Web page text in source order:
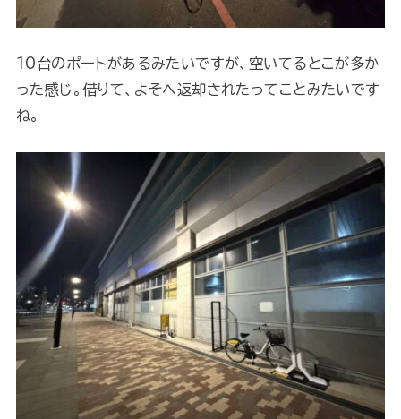
10台のポートがあるみたいですが、空いてるとこが多か
った感じ。借りて、よそへ返却されたってことみたいです
ね。